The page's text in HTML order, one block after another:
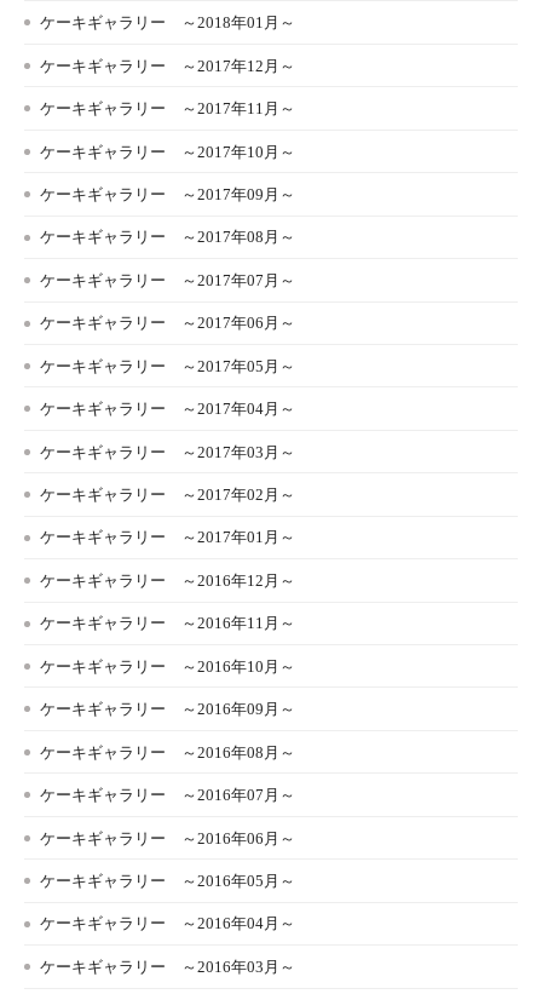
ケーキギャラリー ～2018年01月～
ケーキギャラリー ～2017年12月～
ケーキギャラリー ～2017年11月～
ケーキギャラリー ～2017年10月～
ケーキギャラリー ～2017年09月～
ケーキギャラリー ～2017年08月～
ケーキギャラリー ～2017年07月～
ケーキギャラリー ～2017年06月～
ケーキギャラリー ～2017年05月～
ケーキギャラリー ～2017年04月～
ケーキギャラリー ～2017年03月～
ケーキギャラリー ～2017年02月～
ケーキギャラリー ～2017年01月～
ケーキギャラリー ～2016年12月～
ケーキギャラリー ～2016年11月～
ケーキギャラリー ～2016年10月～
ケーキギャラリー ～2016年09月～
ケーキギャラリー ～2016年08月～
ケーキギャラリー ～2016年07月～
ケーキギャラリー ～2016年06月～
ケーキギャラリー ～2016年05月～
ケーキギャラリー ～2016年04月～
ケーキギャラリー ～2016年03月～